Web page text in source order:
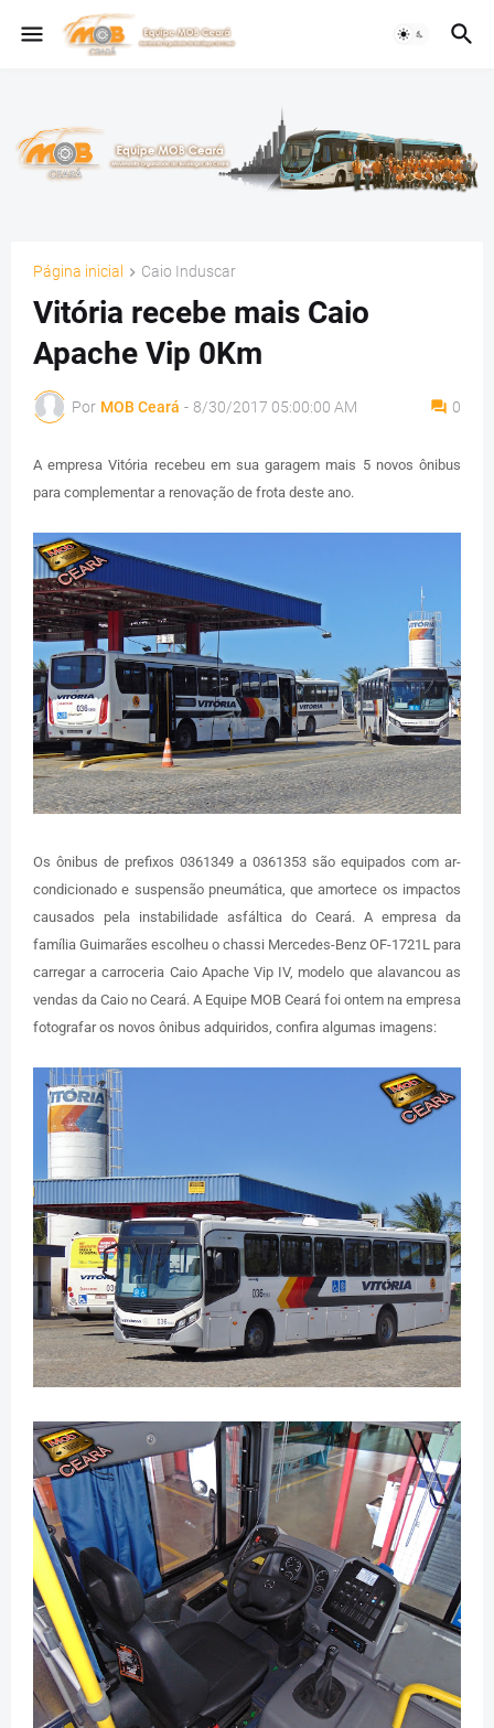
Página inicial Caio Induscar
Vitória recebe mais Caio
Apache Vip 0Km
Por MOB Ceará - 8/30/2017 05:00:00 AM 0
A empresa Vitória recebeu em sua garagem mais 5 novos ônibus
para complementar a renovação de frota deste ano.
Os ônibus de prefixos 0361349 a 0361353 são equipados com ar-
condicionado e suspensão pneumática, que amortece os impactos
causados pela instabilidade asfáltica do Ceará. A empresa da
família Guimarães escolheu o chassi Mercedes-Benz OF-1721L para
carregar a carroceria Caio Apache Vip IV, modelo que alavancou as
vendas da Caio no Ceará. A Equipe MOB Ceará foi ontem na empresa
fotografar os novos ônibus adquiridos, confira algumas imagens: